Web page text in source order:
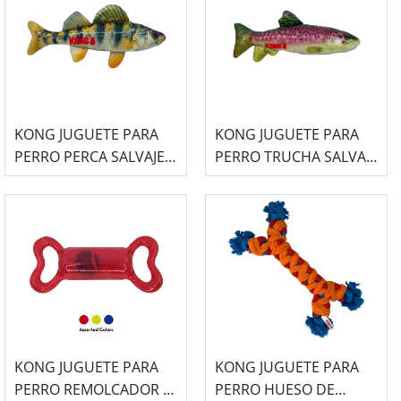
KONG JUGUETE PARA
PERRO PERCA SALVAJE -
SHIELDZ-
KONG JUGUETE PARA
PERRO TRUCHA SALVAJE
-SHIELDZ-
KONG JUGUETE PARA
PERRO REMOLCADOR -
KONG JUGUETE PARA
PERRO HUESO DE